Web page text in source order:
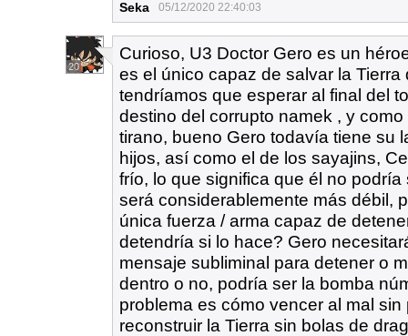
Seka 05/12/2020 22:40:03
20
Curioso, U3 Doctor Gero es un
es el único capaz de salvar la
tendríamos que esperar al final del
destino del corrupto namek , y
tirano, bueno Gero todavía tiene su
hijos, así como el de los sayajins,
frío, lo que significa que él no
será considerablemente más débil,
única fuerza / arma capaz de
detendría si lo hace? Gero
mensaje subliminal para detener o
dentro o no, podría ser la bomba
problema es cómo vencer al mal
reconstruir la Tierra sin bolas de